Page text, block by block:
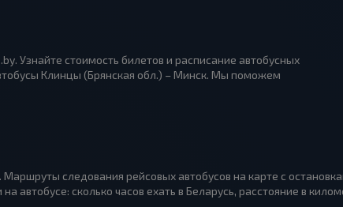
Узнайте стоимость билетов и расписание автобусных
Клинцы (Брянская обл.) – Минск. Мы поможем
следования рейсовых автобусов на карте с
автобусе: сколько часов ехать в Беларусь, расстояние в